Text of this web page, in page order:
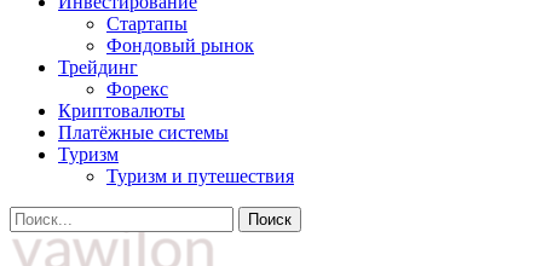
Стартапы
Фондовый рынок
Трейдинг
Форекс
Криптовалюты
Платёжные системы
Туризм
Туризм и путешествия